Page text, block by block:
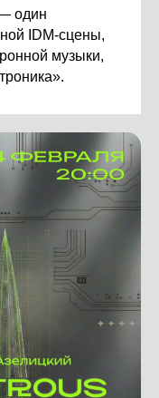
один
IDM-сцены,
музыки,